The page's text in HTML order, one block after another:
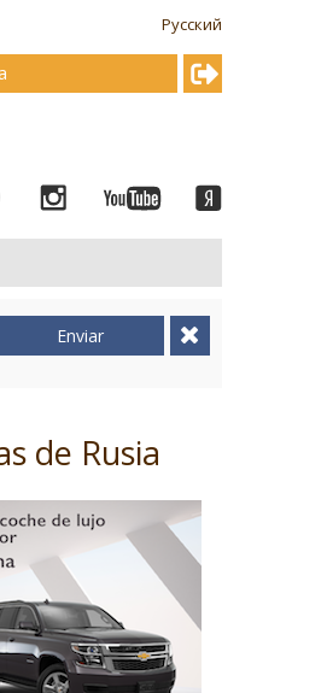
Русский
Enviar
de Rusia